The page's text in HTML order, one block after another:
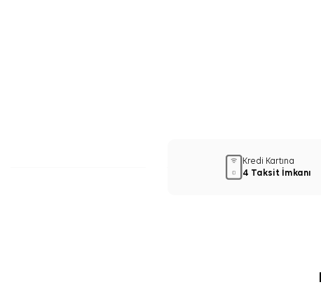
Kredi Kartına
4 Taksit İmkanı